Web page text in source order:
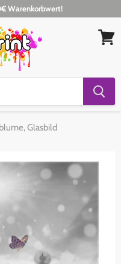
Warenkorbwert!
Glasbild